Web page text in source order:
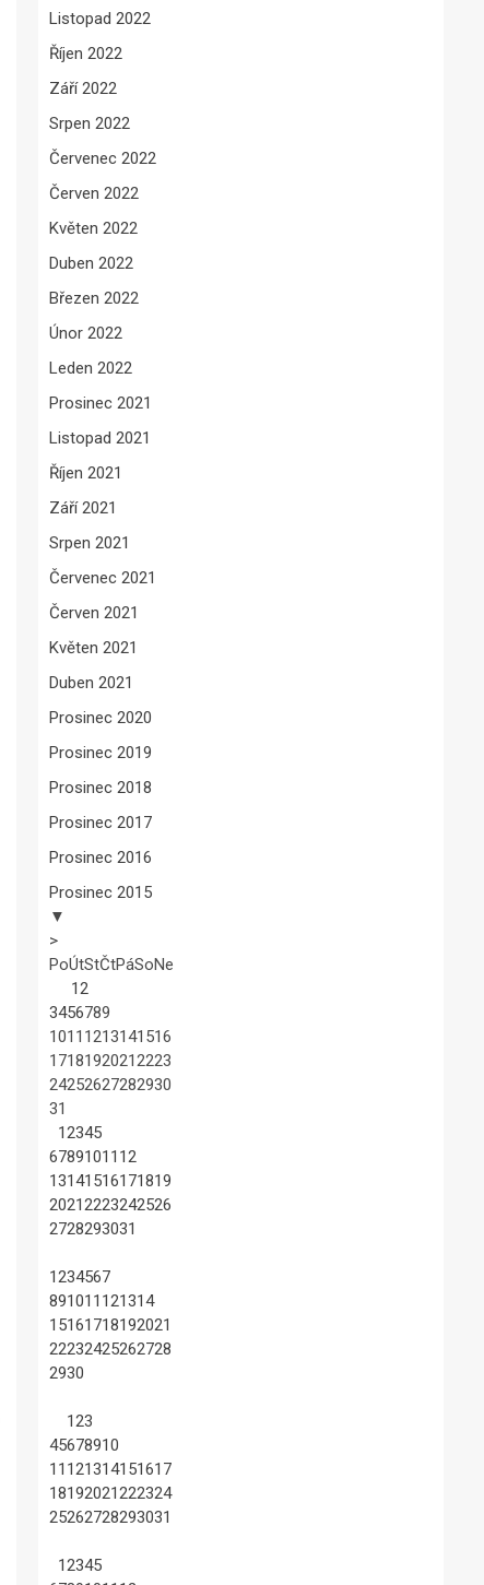
Listopad 2022
Říjen 2022
Září 2022
Srpen 2022
Červenec 2022
Červen 2022
Květen 2022
Duben 2022
Březen 2022
Únor 2022
Leden 2022
Prosinec 2021
Listopad 2021
Říjen 2021
Září 2021
Srpen 2021
Červenec 2021
Červen 2021
Květen 2021
Duben 2021
Prosinec 2020
Prosinec 2019
Prosinec 2018
Prosinec 2017
Prosinec 2016
Prosinec 2015
▼
>
PoÚtStČtPáSoNe
12
3456789
1011 1213141516
17181920212223
24252627282930
31
12345
67891011 12
13141516171819
20212223242526
2728293031
1234567
891011 121314
15161718192021
22232425262728
2930
123
45678910
11 121314151617
18192021222324
25262728293031
12345